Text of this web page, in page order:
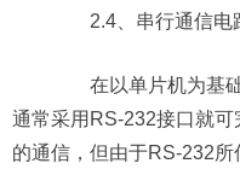
2.4、串行通信电
在以单片机为基础
通常采用RS-232接口就
的通信，但由于RS-232